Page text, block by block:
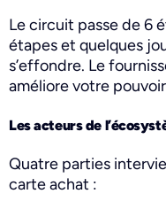
Le circuit passe de 6
étapes et quelques
s’effondre. Le
améliore votre
Les acteurs de
Quatre parties
carte achat :